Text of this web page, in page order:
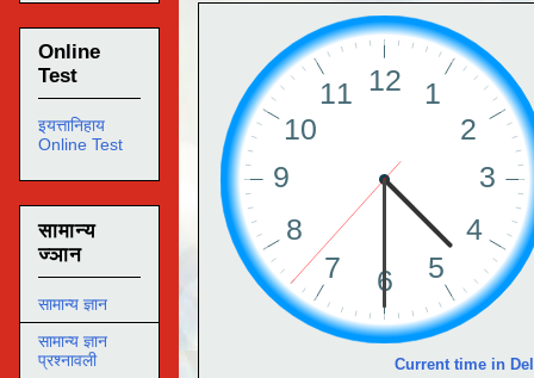
Current time in
Online
Test
इयत्तानिहाय
Online Test
सामान्य
ज्ञान
सामान्य ज्ञान
सामान्य ज्ञान
प्रश्नावली